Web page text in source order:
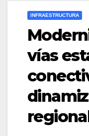
INFRAESTRUCTURA
vías